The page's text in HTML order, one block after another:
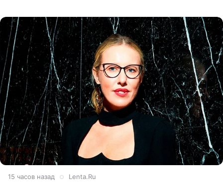
15 часов назад Lenta.Ru